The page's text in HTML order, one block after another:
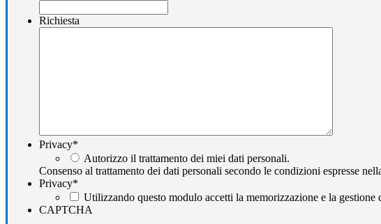
Richiesta
Privacy*
Autorizzo il trattamento dei miei dati personali.
Consenso al trattamento dei dati personali secondo le condizioni espresse
Privacy*
Utilizzando questo modulo accetti la memorizzazione e la gestione
CAPTCHA